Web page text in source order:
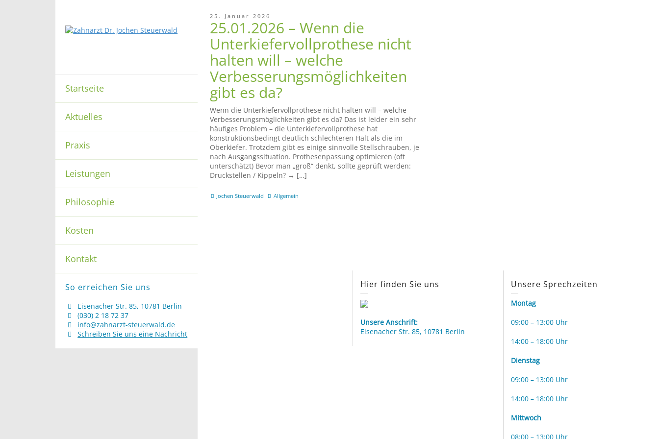
Startseite
Aktuelles
Praxis
Leistungen
Philosophie
Kosten
Kontakt
So erreichen Sie uns
Eisenacher Str. 85, 10781 Berlin
(030) 2 18 72 37
info@zahnarzt-steuerwald.de
Schreiben Sie uns eine Nachricht
25. Januar 2026
25.01.2026 – Wenn die
Unterkiefervollprothese nicht
halten will – welche
Verbesserungsmöglichkeiten
gibt es da?
Wenn die Unterkiefervollprothese nicht halten will – welche
Verbesserungsmöglichkeiten gibt es da? Das ist leider ein sehr
häufiges Problem – die Unterkiefervollprothese hat
konstruktionsbedingt deutlich schlechteren Halt als die im
Oberkiefer. Trotzdem gibt es einige sinnvolle Stellschrauben, je
nach Ausgangssituation. Prothesenpassung optimieren (oft
unterschätzt) Bevor man „groß“ denkt, sollte geprüft werden:
Druckstellen / Kippeln? → […]
Jochen Steuerwald Allgemein
Hier finden Sie uns
Unsere Anschrift:
Eisenacher Str. 85, 10781 Berlin
Unsere Sprechzeiten
Montag
09:00 – 13:00 Uhr
14:00 – 18:00 Uhr
Dienstag
09:00 – 13:00 Uhr
14:00 – 18:00 Uhr
Mittwoch
08:00 – 13:00 Uhr